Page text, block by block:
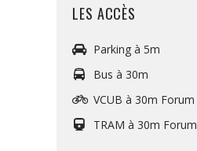
LES ACCÈS
Parking à 5m
Bus à 30m
VCUB à 30m Forum
TRAM à 30m Forum